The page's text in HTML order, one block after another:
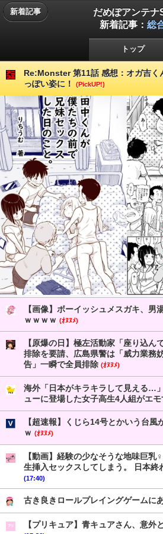
新着記事
だめぽアンテナ
新着記事： 総
トップ
Re:Monster 第11話 感想：オガ吉く
っぽい姿に！
(PickUP!)
【画像】ボーイッシュメスガキ、男
ｗｗｗｗ (ｵﾇﾇﾒ)
【原爆の日】極左活動家「座り込ん
排除を要請、広島県警は「威力業務
告」一瞬で全員排除 (ｵﾇﾇﾒ)
海外「日本がキラキラして見える…
ューに登場した女子高生4人組がエ
【超速報】くじら14号とかいう台風
ｗ (ｵﾇﾇﾒ)
【動画】経験の少なそうな地味巨乳
生挿入セックスしてしまう。 日本終
(17:40)
古き良きロールプレイングゲームに
【プリキュア】青キュアさん、意外